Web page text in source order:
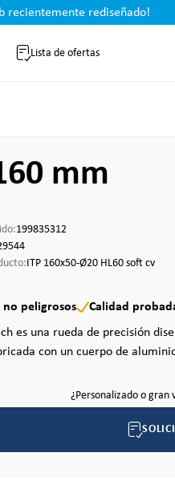
recientemente rediseñado!
Lista de ofertas
mm
199835312
ITP 160x50-Ø20 HL60 soft cv
peligrosos
Calidad
es una rueda de precisión
con un cuerpo de
¿Personalizado o gran